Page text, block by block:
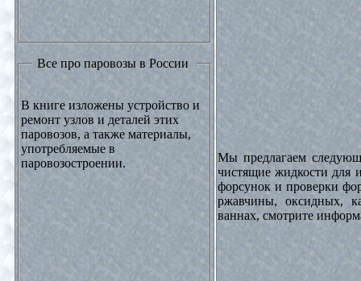
Все про паровозы в России
В книге изложены устройство и
ремонт узлов и деталей этих
паровозов, а также материалы,
употребляемые в
паровозостроении.
Мы предлагаем
чистящие жидкости для
форсунок и проверки
ржавчины, оксидных,
ваннах, смотрите